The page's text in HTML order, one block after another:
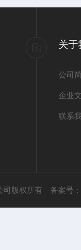
关于
公司
企业
联系
司版权所有 备案号